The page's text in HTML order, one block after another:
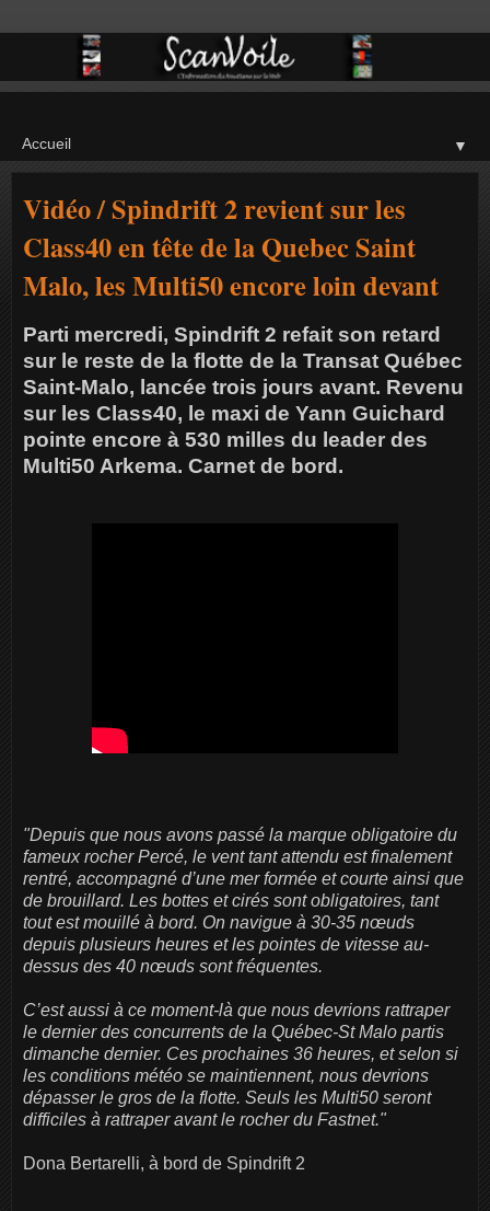
▼
Vidéo / Spindrift 2 revient sur les
Class40 en tête de la Quebec Saint
Malo, les Multi50 encore loin devant
Parti mercredi, Spindrift 2 refait son retard
sur le reste de la flotte de la Transat Québec
Saint-Malo, lancée trois jours avant. Revenu
sur les Class40, le maxi de Yann Guichard
pointe encore à 530 milles du leader des
Multi50 Arkema. Carnet de bord.
"Depuis que nous avons passé la marque obligatoire du
fameux rocher Percé, le vent tant attendu est finalement
rentré, accompagné d’une mer formée et courte ainsi que
de brouillard. Les bottes et cirés sont obligatoires, tant
tout est mouillé à bord. On navigue à 30-35 nœuds
depuis plusieurs heures et les pointes de vitesse au-
dessus des 40 nœuds sont fréquentes.
C’est aussi à ce moment-là que nous devrions rattraper
le dernier des concurrents de la Québec-St Malo partis
dimanche dernier. Ces prochaines 36 heures, et selon si
les conditions météo se maintiennent, nous devrions
dépasser le gros de la flotte. Seuls les Multi50 seront
difficiles à rattraper avant le rocher du Fastnet.​"
Dona Bertarelli, à bord de Spindrift 2